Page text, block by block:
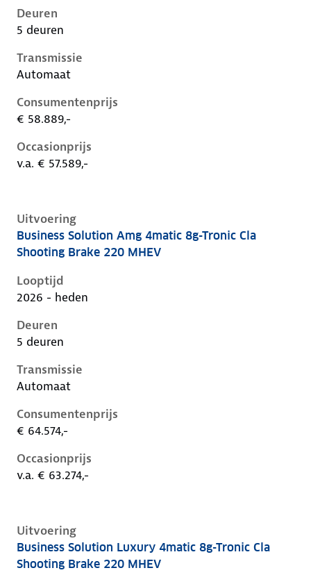
Deuren
5 deuren
Transmissie
Automaat
Consumentenprijs
€ 58.889,-
Occasionprijs
v.a. € 57.589,-
Uitvoering
Mercedes Cla-Klasse iii-x174, cla shooting brake 220
Business Solution Amg 4matic 8g-Tronic Cla
Shooting Brake 220 MHEV
Looptijd
2026 - heden
Deuren
5 deuren
Transmissie
Automaat
Consumentenprijs
€ 64.574,-
Occasionprijs
v.a. € 63.274,-
Uitvoering
Mercedes Cla-Klasse iii-x174, cla shooting brake 220
Business Solution Luxury 4matic 8g-Tronic Cla
Shooting Brake 220 MHEV